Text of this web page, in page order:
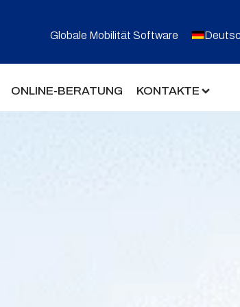
Globale Mobilität Software
ONLINE-BERATUNG KONTAKTE